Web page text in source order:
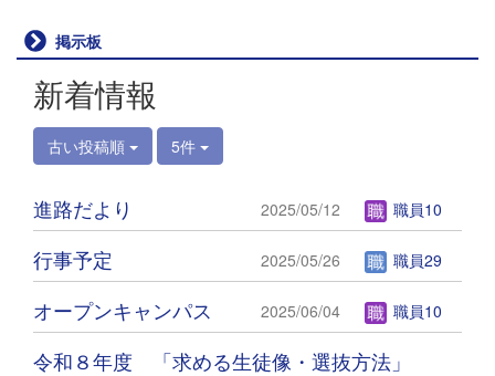
u
s
掲示板
新着情報
古い投稿順 5件
進路だより 2025/05/12 職員10
行事予定 2025/05/26 職員29
オープンキャンパス 2025/06/04 職員10
令和８年度 「求める生徒像・選抜方法」